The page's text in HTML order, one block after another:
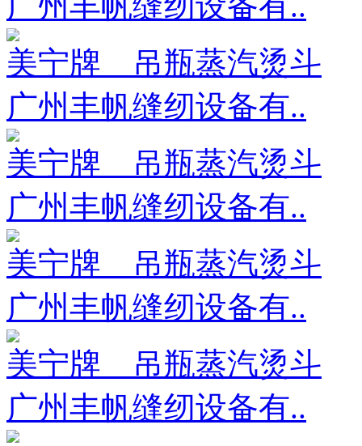
美宁牌 吊瓶蒸汽烫斗
广州丰帆缝纫设备有..
美宁牌 吊瓶蒸汽烫斗
广州丰帆缝纫设备有..
美宁牌 吊瓶蒸汽烫斗
广州丰帆缝纫设备有..
美宁牌 吊瓶蒸汽烫斗
广州丰帆缝纫设备有..